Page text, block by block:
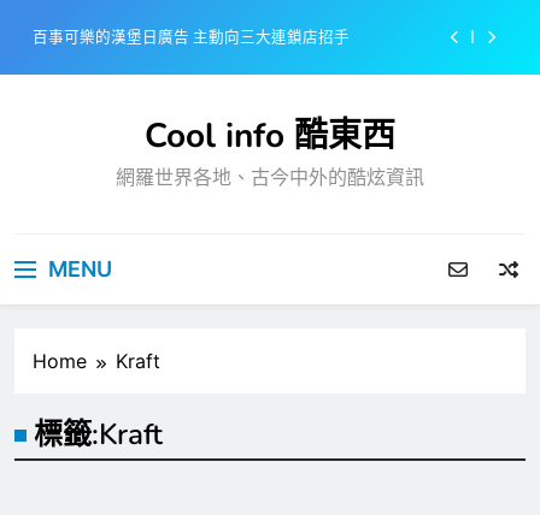
content
百事可樂的漢堡日廣告 主動向三大連鎖店招手
戴著金牌的醬油瓶 市佔率第一的龜甲萬廣告
感動落淚也笑到流淚的斷髮式
Cool info 酷東西
網羅世界各地、古今中外的酷炫資訊
MENU
Home Kraft
標籤:Kraft